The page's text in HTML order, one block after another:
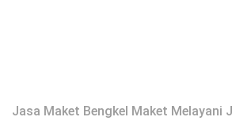
Jasa Maket Bengkel Maket Melayani